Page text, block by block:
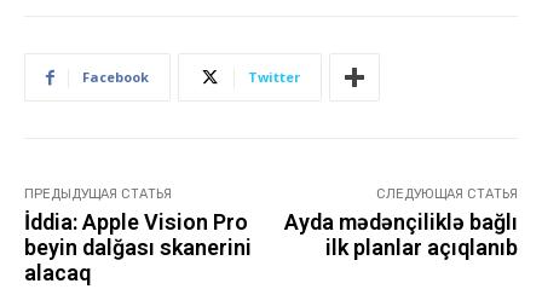
Facebook Twitter
ПРЕДЫДУЩАЯ СТАТЬЯ
İddia: Apple Vision Pro
beyin dalğası skanerini
alacaq
СЛЕДУЮЩАЯ СТАТЬЯ
Ayda mədənçiliklə bağlı
ilk planlar açıqlanıb